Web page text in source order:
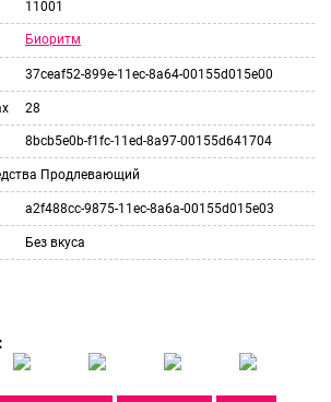
11001
Биоритм
37ceaf52-899e-11ec-8a64-00155d015e00
28
8bcb5e0b-f1fc-11ed-8a97-00155d641704
Продлевающий
a2f488cc-9875-11ec-8a6a-00155d015e03
Без вкуса